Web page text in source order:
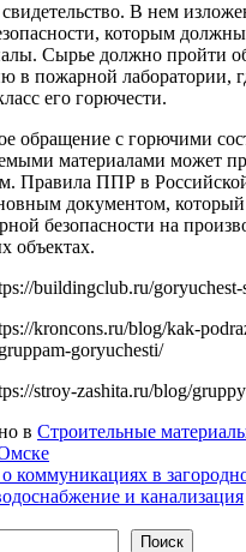
свидетельство. В нем
которым должны
Сырье должно пройти
в пожарной лаборатории,
его горючести.
обращение с горючими
материалами может
Правила ППР в
документом, который
безопасности на
объектах.
buildingclub.ru/
kroncons.ru/blog/kak-
goryuchesti/
stroy-zashita.ru/blog/
в Строительные
коммуникациях в
и канализация
Поиск